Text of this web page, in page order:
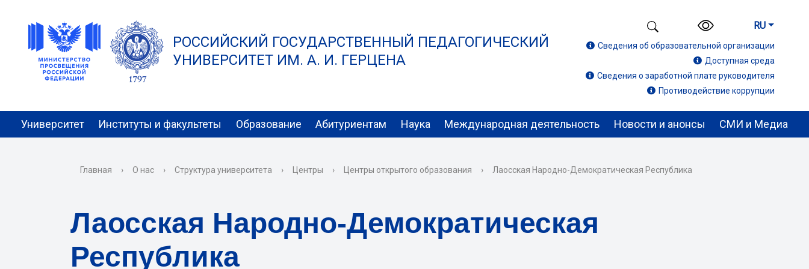
РОССИЙСКИЙ ГОСУДАРСТВЕННЫЙ ПЕДАГОГИЧЕСКИЙ
УНИВЕРСИТЕТ ИМ. А. И. ГЕРЦЕНА
RU
Сведения об образовательной организации
Доступная среда
Сведения о заработной плате руководителя
Противодействие коррупции
Университет Институты и факультеты Образование Абитуриентам Наука Международная деятельность Новости и анонсы СМИ и Медиа
Главная › О нас › Структура университета › Центры › Центры открытого образования › Лаосская Народно-Демократическая Республика
Лаосская Народно-Демократическая
Республика